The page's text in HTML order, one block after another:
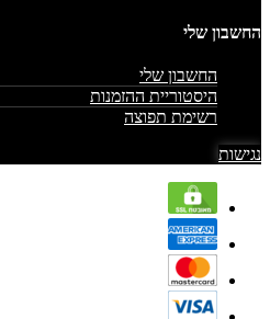
החשבון שלי
החשבון שלי
היסטוריית ההזמנות
רשימת תפוצה
נגישות